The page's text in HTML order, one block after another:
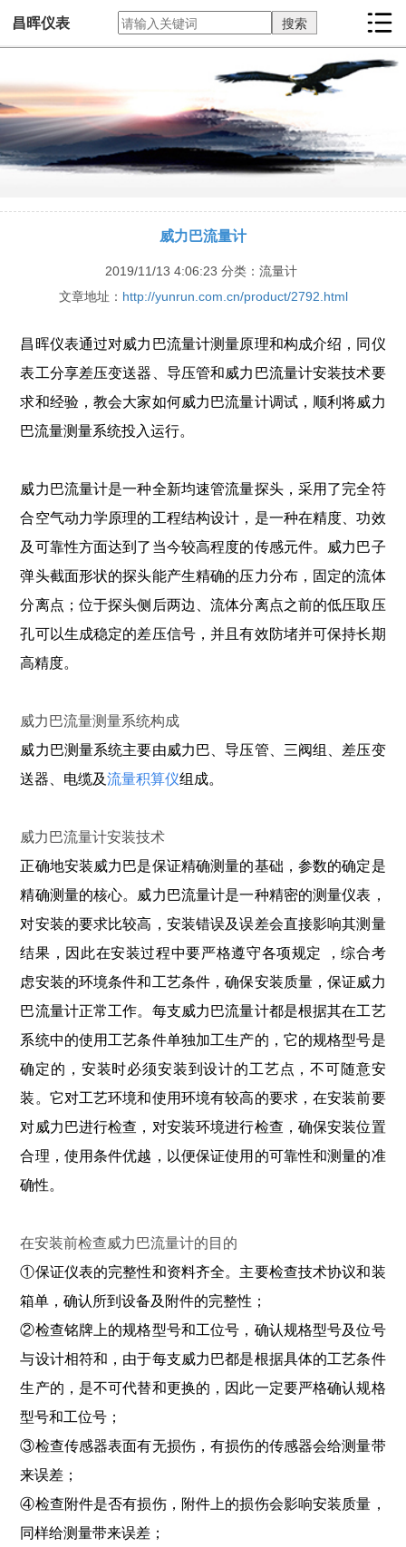
昌晖仪表
威力巴流量计
2019/11/13 4:06:23 分类：流量计
文章地址： http://yunrun.com.cn/product/2792.html
昌晖仪表通过对威力巴流量计测量原理和构成介绍，同仪
表工分享差压变送器、导压管和威力巴流量计安装技术要
求和经验，教会大家如何威力巴流量计调试，顺利将威力
巴流量测量系统投入运行。
威力巴流量计是一种全新均速管流量探头，采用了完全符
合空气动力学原理的工程结构设计，是一种在精度、功效
及可靠性方面达到了当今较高程度的传感元件。威力巴子
弹头截面形状的探头能产生精确的压力分布，固定的流体
分离点；位于探头侧后两边、流体分离点之前的低压取压
孔可以生成稳定的差压信号，并且有效防堵并可保持长期
高精度。
威力巴流量测量系统构成
威力巴测量系统主要由威力巴、导压管、三阀组、差压变
送器、电缆及流量积算仪组成。
威力巴流量计安装技术
正确地安装威力巴是保证精确测量的基础，参数的确定是
精确测量的核心。威力巴流量计是一种精密的测量仪表，
对安装的要求比较高，安装错误及误差会直接影响其测量
结果，因此在安装过程中要严格遵守各项规定 ，综合考
虑安装的环境条件和工艺条件，确保安装质量，保证威力
巴流量计正常工作。每支威力巴流量计都是根据其在工艺
系统中的使用工艺条件单独加工生产的，它的规格型号是
确定的，安装时必须安装到设计的工艺点，不可随意安
装。它对工艺环境和使用环境有较高的要求，在安装前要
对威力巴进行检查，对安装环境进行检查，确保安装位置
合理，使用条件优越，以便保证使用的可靠性和测量的准
确性。
在安装前检查威力巴流量计的目的
①保证仪表的完整性和资料齐全。主要检查技术协议和装
箱单，确认所到设备及附件的完整性；
②检查铭牌上的规格型号和工位号，确认规格型号及位号
与设计相符和，由于每支威力巴都是根据具体的工艺条件
生产的，是不可代替和更换的，因此一定要严格确认规格
型号和工位号；
③检查传感器表面有无损伤，有损伤的传感器会给测量带
来误差；
④检查附件是否有损伤，附件上的损伤会影响安装质量，
同样给测量带来误差；